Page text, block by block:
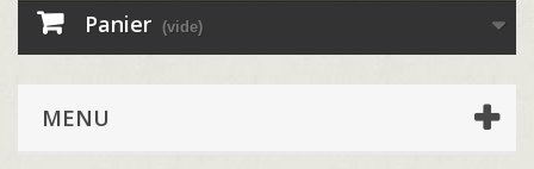
Panier (vide)
MENU